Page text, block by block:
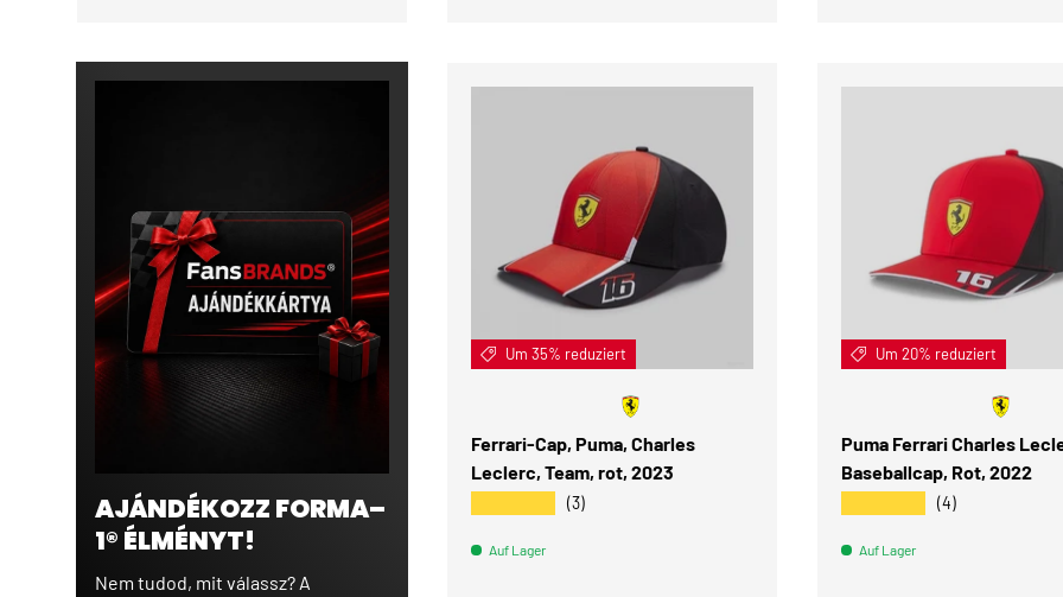
AJÁNDÉKOZZ FORMA–
1® ÉLMÉNYT!
Nem tudod, mit válassz? A
Um 35% reduziert
Ferrari-Cap, Puma, Charles
Leclerc, Team, rot, 2023
(3)
Auf Lager
IN DEN WARENKORB
Um 20% reduziert
Puma Ferrari Charles
Baseballcap, Rot, 2022
(4)
Auf Lager